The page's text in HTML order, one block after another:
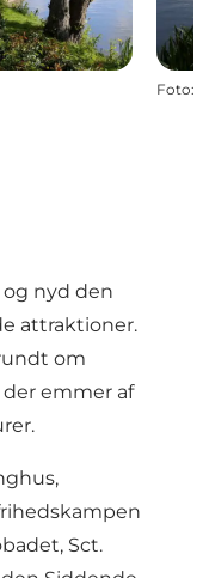
Foto:
nyd den
attraktioner.
om
der emmer af
Sct.